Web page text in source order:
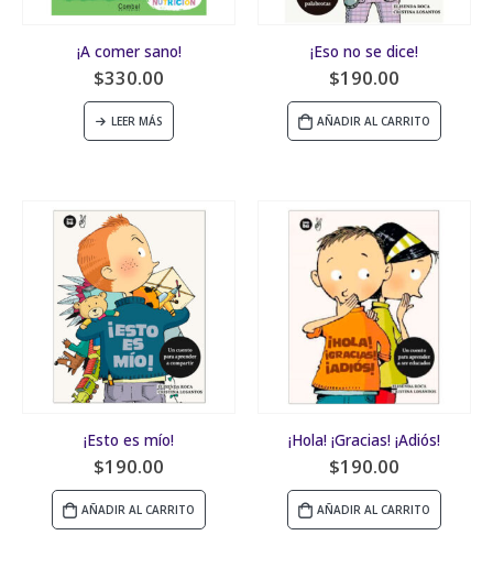
¡A comer sano!
$330.00
LEER MÁS
¡Eso no se dice!
$190.00
AÑADIR AL CARRITO
¡Esto es mío!
$190.00
AÑADIR AL CARRITO
¡Hola! ¡Gracias! ¡Adiós!
$190.00
AÑADIR AL CARRITO